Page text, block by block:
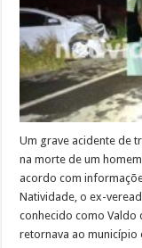
Um grave acidente de
na morte de um
acordo com
Natividade, o ex-
conhecido como Valdo
retornava ao município